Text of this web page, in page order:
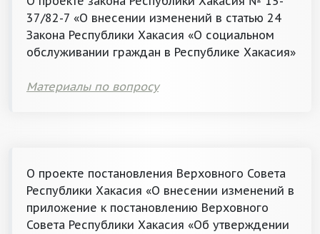
37/82-7 «О внесении изменений в статью 24
Закона Республики Хакасия «О социальном
обслуживании граждан в Республике Хакасия»
Материалы по вопросу
О проекте постановления Верховного Совета
Республики Хакасия «О внесении изменений в
приложение к постановлению Верховного
Совета Республики Хакасия «Об утверждении